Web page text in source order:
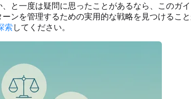
と一度は疑問に思ったことがあるなら、この
ンを管理するための実用的な戦略を見つけるこ
索 してください。